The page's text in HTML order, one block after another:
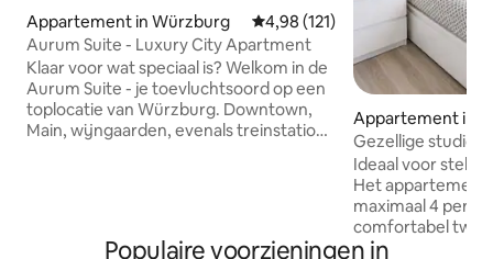
Appartement in Würzburg Gemiddelde beoordeling van
4,98 (121)
Aurum Suite - Luxury City Apartment
Klaar voor wat speciaal is? Welkom in de
Aurum Suite - je toevluchtsoord op een
toplocatie van Würzburg. Downtown,
Main, wijngaarden, evenals treinstation
Appartement in
Gezellige studio
parkeren op
Ideaal voor
Het appartement
maximaal 4
comfortabel
flexibele extra
Populaire voorzieningen in